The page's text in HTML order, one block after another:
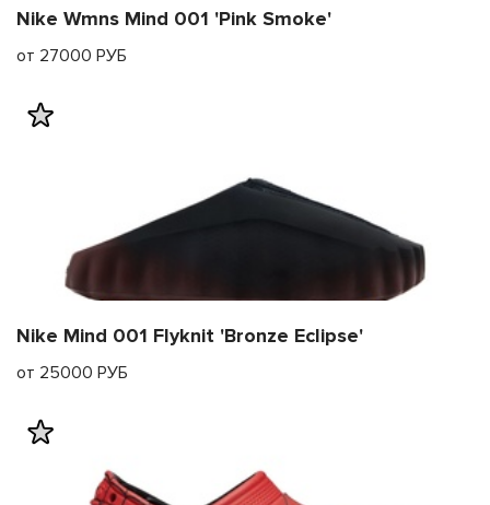
Nike Wmns Mind 001 'Pink Smoke'
от 27000 РУБ
Nike Mind 001 Flyknit 'Bronze Eclipse'
от 25000 РУБ